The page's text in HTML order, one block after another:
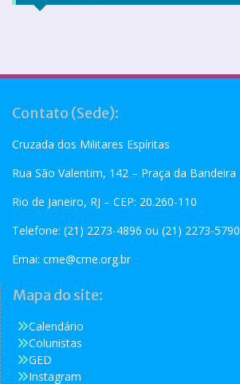
Contato (Sede):
Cruzada dos Militares Espíritas
Rua São Valentim, 142 – Praça da Bandeira
Rio de Janeiro, RJ – CEP: 20.260-110
Telefone: (21) 2273-4896 ou (21) 2273-5790
Emai: cme@cme.org.br
Mapa do site:
Calendário
Colunistas
GED
Instagram